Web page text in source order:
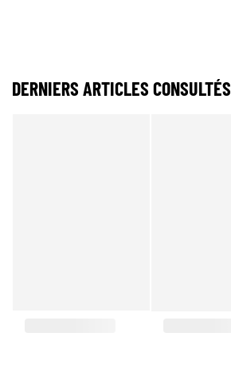
DERNIERS ARTICLES CONSULTÉS